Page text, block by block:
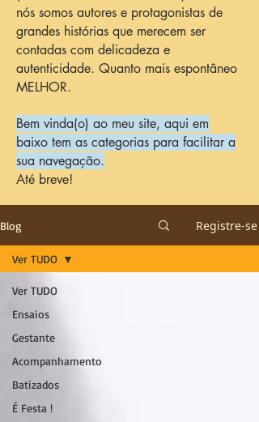
nós somos autores e protagonistas de
grandes histórias que merecem ser
contadas com delicadeza e
autenticidade. Quanto mais espontâneo
MELHOR.
Bem vinda(o) ao meu site, aqui em
baixo tem as categorias para facilitar a
sua navegação.
Até breve!
Blog Registre-se
Ver TUDO
Ensaios
Gestante
Acompanhamento
Batizados
É Festa !
Ver TUDO